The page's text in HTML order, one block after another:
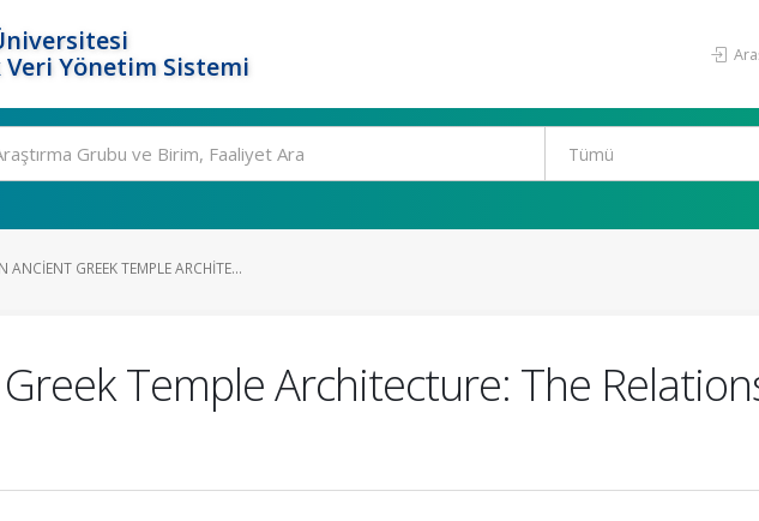
Yönetim Sistemi
GREEK TEMPLE ARCHITE...
Temple Architecture: The